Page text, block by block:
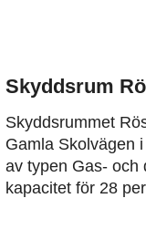
Skyddsrum
Skyddsrummet
Gamla Skolvägen
av typen Gas- och
kapacitet för 28